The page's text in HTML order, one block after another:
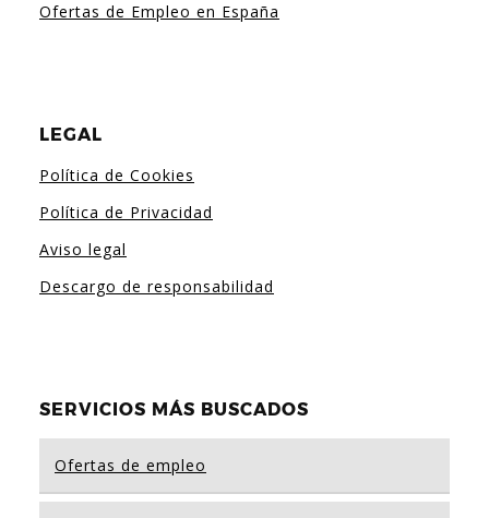
Ofertas de Empleo en España
LEGAL
Política de Cookies
Política de Privacidad
Aviso legal
Descargo de responsabilidad
SERVICIOS MÁS BUSCADOS
Ofertas de empleo